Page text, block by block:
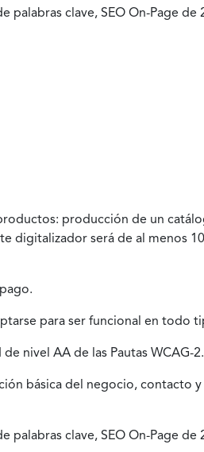
palabras clave, SEO On-Page
producción de un
digitalizador será de al menos
para ser funcional en todo
nivel AA de las Pautas WCAG-
básica del negocio, contacto
palabras clave, SEO On-Page